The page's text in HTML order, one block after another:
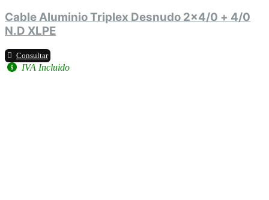
Cable Aluminio Triplex Desnudo 2x4/0 + 4/0
N.D XLPE
Consultar
IVA Incluido